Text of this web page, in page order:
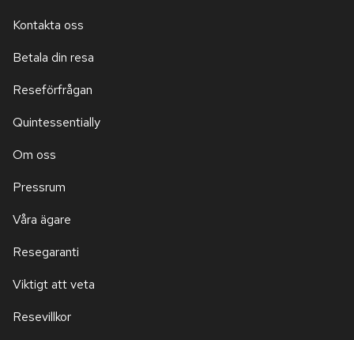
Kontakta oss
Betala din resa
Reseförfrågan
Quintessentially
Om oss
Pressrum
Våra ägare
Resegaranti
Viktigt att veta
Resevillkor